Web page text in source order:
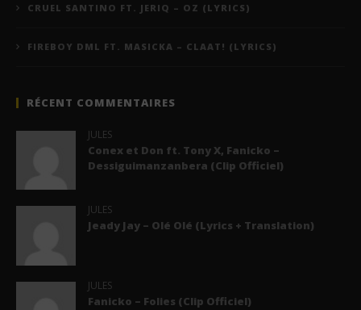
CRUEL SANTINO FT. JERIQ – OZ (LYRICS)
FIREBOY DML FT. MASICKA – CLAAT! (LYRICS)
RÉCENT COMMENTAIRES
JULES
Conex et Don ft. Tony X, Fanicko –
Dessiguimanzanbera (Clip Officiel)
JULES
Jeady Jay – Olé Olé (Lyrics + Translation)
JULES
Fanicko – Folies (Clip Officiel)